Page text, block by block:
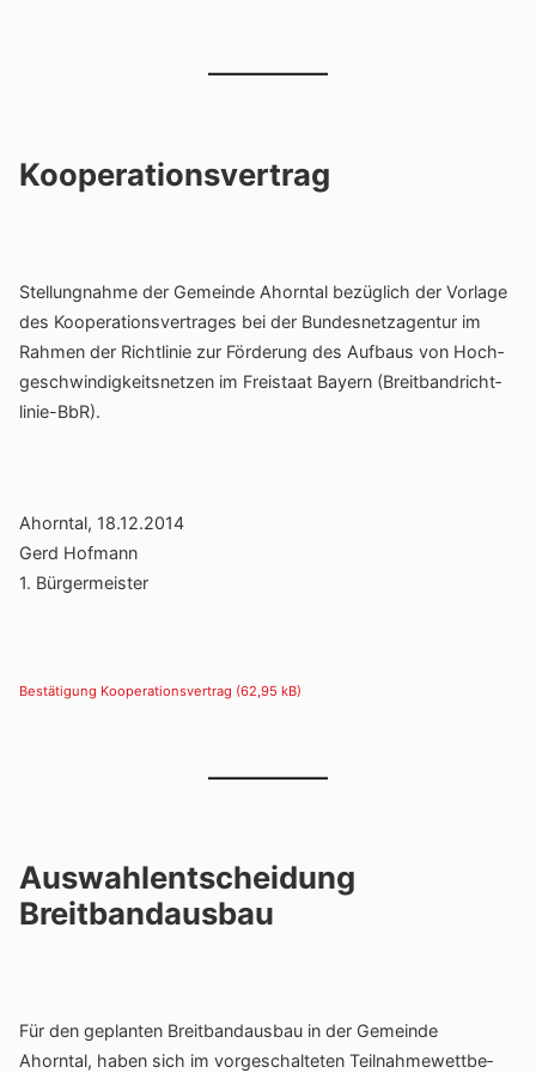
Kooperationsvertrag
Stel­lung­nahme der Gemeinde Ahorntal bezüg­lich der Vorlage
des Koope­ra­ti­ons­ver­trages bei der Bundes­netz­agentur im
Rahmen der Richt­linie zur Förde­rung des Aufbaus von Hoch­
ge­schwin­dig­keits­netzen im Frei­staat Bayern (Breit­band­richt­
linie-BbR).
Ahorntal, 18.12.2014
Gerd Hofmann
1. Bürger­meister
Bestä­ti­gung Koope­ra­ti­ons­ver­trag
Auswahlentscheidung
Breitbandausbau
Für den geplanten Breit­band­ausbau in der Gemeinde
Ahorntal, haben sich im vorge­schal­teten Teil­nah­me­wett­be­